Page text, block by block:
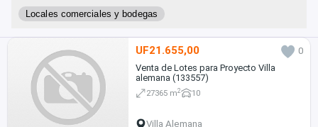
Locales comerciales y bodegas
UF21.655,00
0
Venta de Lotes para Proyecto Villa
alemana (133557)
27365 m2 10
Villa Alemana